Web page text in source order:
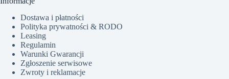
Dostawa i płatności
Polityka prywatności & RODO
Leasing
Regulamin
Warunki Gwarancji
Zgłoszenie serwisowe
Zwroty i reklamacje